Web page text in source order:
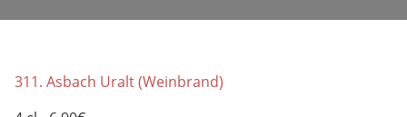
311. Asbach Uralt (Weinbrand)